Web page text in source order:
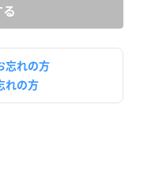
忘れの方
れの方